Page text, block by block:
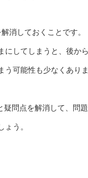
消しておくことです。
にしてしまうと、後か
う可能性も少なくあり
問点を解消して、問題
う。